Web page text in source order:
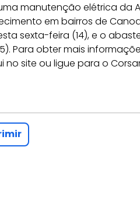
manutenção elétrica da
em bairros de
sexta-feira (14), e o
Para obter mais
no site ou ligue para o